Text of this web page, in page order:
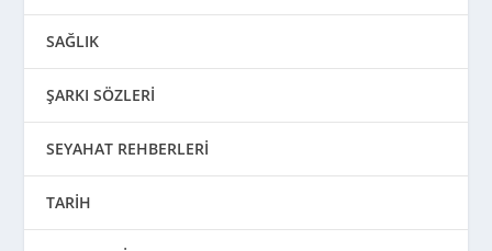
SAĞLIK
ŞARKI SÖZLERİ
SEYAHAT REHBERLERİ
TARİH